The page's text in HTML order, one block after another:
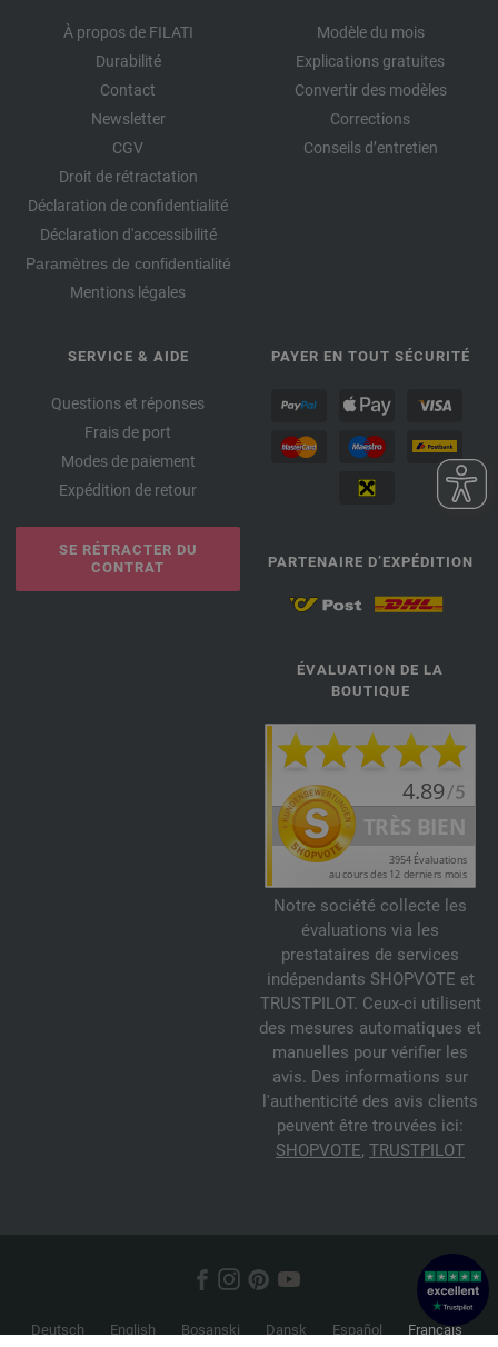
À propos de FILATI
Durabilité
Contact
Newsletter
CGV
Droit de rétractation
Déclaration de confidentialité
Déclaration d'accessibilité
Paramètres de confidentialité
Mentions légales
Modèle du mois
Explications gratuites
Convertir des modèles
Corrections
Conseils d’entretien
SERVICE & AIDE
Questions et réponses
Frais de port
Modes de paiement
Expédition de retour
SE RÉTRACTER DU
CONTRAT
PAYER EN TOUT SÉCURITÉ
PARTENAIRE D’EXPÉDITION
ÉVALUATION DE LA
BOUTIQUE
Notre société collecte les
évaluations via les
prestataires de services
indépendants SHOPVOTE et
TRUSTPILOT. Ceux-ci utilisent
des mesures automatiques et
manuelles pour vérifier les
avis. Des informations sur
l'authenticité des avis clients
peuvent être trouvées ici:
SHOPVOTE, TRUSTPILOT
Deutsch English Bosanski Dansk Español Français